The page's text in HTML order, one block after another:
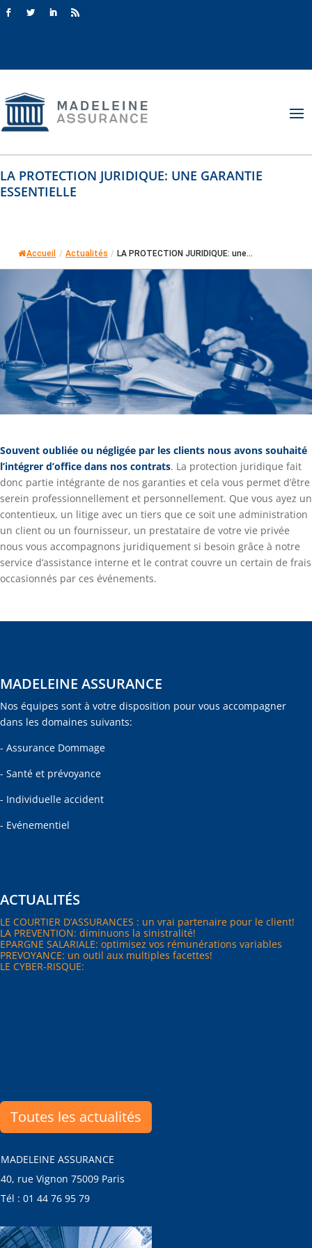
LA PROTECTION JURIDIQUE: UNE GARANTIE
ESSENTIELLE
Accueil / Actualités / LA PROTECTION JURIDIQUE: une...
Souvent oubliée ou négligée par les clients nous avons souhaité
l’intégrer d’office dans nos contrats. La protection juridique fait
donc partie intégrante de nos garanties et cela vous permet d’être
serein professionnellement et personnellement. Que vous ayez un
contentieux, un litige avec un tiers que ce soit une administration
un client ou un fournisseur, un prestataire de votre vie privée
nous vous accompagnons juridiquement si besoin grâce à notre
service d’assistance interne et le contrat couvre un certain de frais
occasionnés par ces événements.
MADELEINE ASSURANCE
Nos équipes sont à votre disposition pour vous accompagner
dans les domaines suivants:
- Assurance Dommage
- Santé et prévoyance
- Individuelle accident
- Evénementiel
ACTUALITÉS
LE COURTIER D’ASSURANCES : un vrai partenaire pour le client!
LA PREVENTION: diminuons la sinistralité!
EPARGNE SALARIALE: optimisez vos rémunérations variables
PREVOYANCE: un outil aux multiples facettes!
LE CYBER-RISQUE:
Toutes les actualités
MADELEINE ASSURANCE
40, rue Vignon 75009 Paris
Tél : 01 44 76 95 79